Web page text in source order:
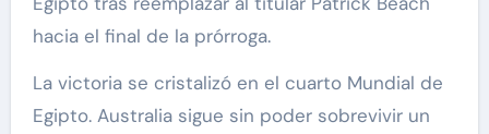
hacia el final de la prórroga.
La victoria se cristalizó en el cuarto Mundial de
Egipto. Australia sigue sin poder sobrevivir un